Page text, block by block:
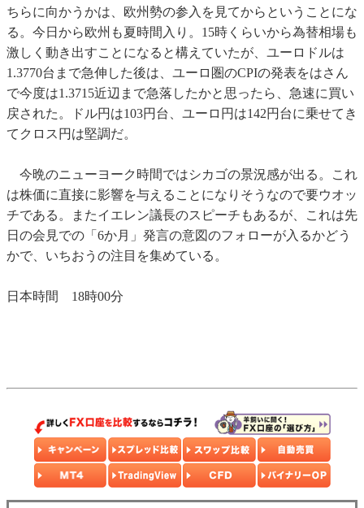
ちらに向かうかは、欧州勢の参入を見てからということにな
る。今日から欧州も夏時間入り。15時くらいから為替相場も
激しく動き出すことになると構えていたが、ユーロドルは
1.3770台まで急伸した後は、ユーロ圏のCPIの発表をはさん
で今度は1.3715近辺まで急落したかと思ったら、急速に買い
戻された。ドル円は103円台、ユーロ円は142円台に乗せてき
てクロス円は堅調だ。
今晩のニューヨーク時間ではシカゴの景況感が出る。これ
は株価に直接に影響を与えることになりそうなので要ウオッ
チである。またイエレン議長のスピーチもあるが、これは先
日の会見での「6か月」発言の意図のフォローが入るかどう
かで、いちおうの注目を集めている。
日本時間 18時00分